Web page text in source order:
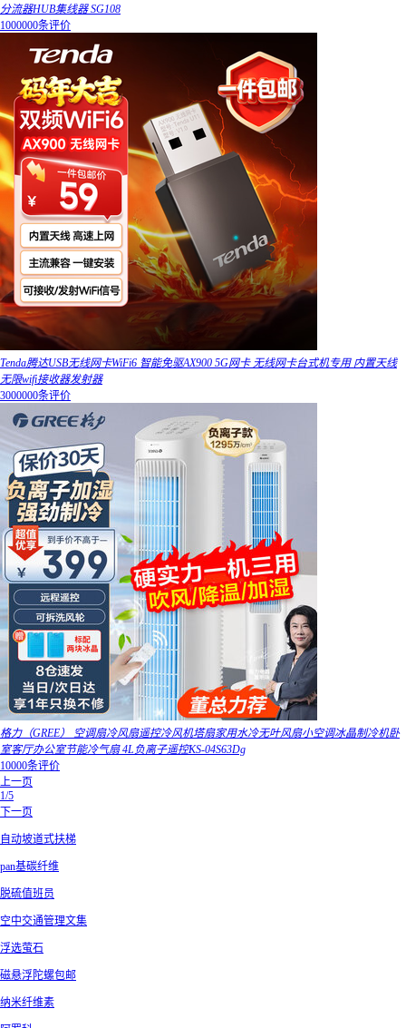
分流器HUB集线器 SG108
1000000条评价
Tenda腾达USB无线网卡WiFi6 智能免驱AX900 5G网卡 无线网卡台式机专用 内置天线
无限wifi接收器发射器
3000000条评价
格力（GREE） 空调扇冷风扇遥控冷风机塔扇家用水冷无叶风扇小空调冰晶制冷机卧
室客厅办公室节能冷气扇 4L负离子遥控KS-04S63Dg
10000条评价
上一页
1/5
下一页
自动坡道式扶梯
pan基碳纤维
脱硫值班员
空中交通管理文集
浮选萤石
磁悬浮陀螺包邮
纳米纤维素